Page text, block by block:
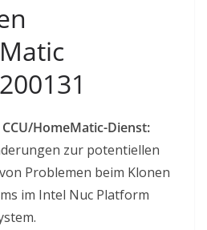
HomeMatic-Dienst:
zur potentiellen
Problemen beim Klonen
im Intel Nuc Platform